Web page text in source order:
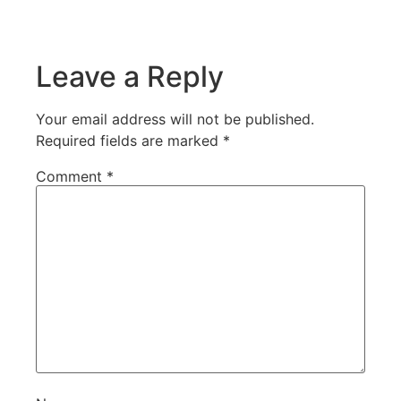
Leave a Reply
Your email address will not be published.
Required fields are marked *
Comment *